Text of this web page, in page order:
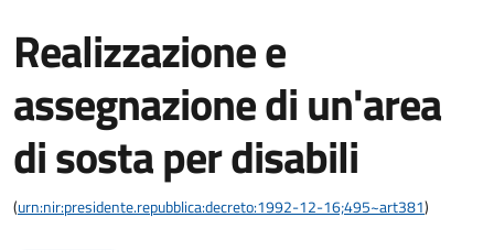
Realizzazione e
assegnazione di un'area
di sosta per disabili
(urn:nir:presidente.repubblica:decreto:1992-12-16;495~art381)